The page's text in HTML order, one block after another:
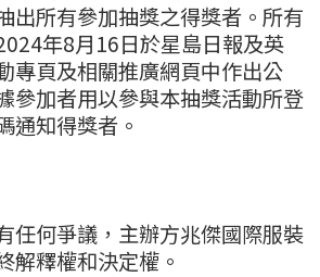
出所有參加抽獎之得獎者。所有
年8月16日於星島日報及英
專頁及相關推廣網頁中作出公
參加者用以參與本抽獎活動所登
通知得獎者。
任何爭議，主辦方兆傑國際服裝
解釋權和決定權。